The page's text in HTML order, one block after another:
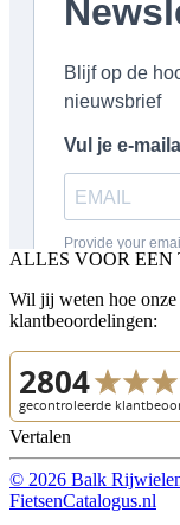
ALLES VOOR
Wil jij weten hoe
klantbeoordelingen:
Vertalen
© 2026 Balk
FietsenCatalogus.nl